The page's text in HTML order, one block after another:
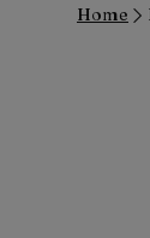
Home